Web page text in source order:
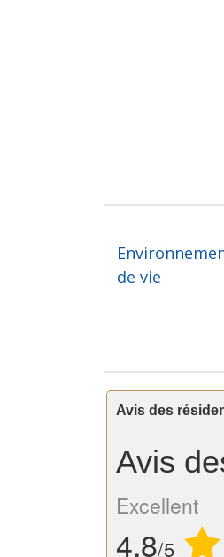
de vie
Avis des
Avis
Excellent
4,8/5